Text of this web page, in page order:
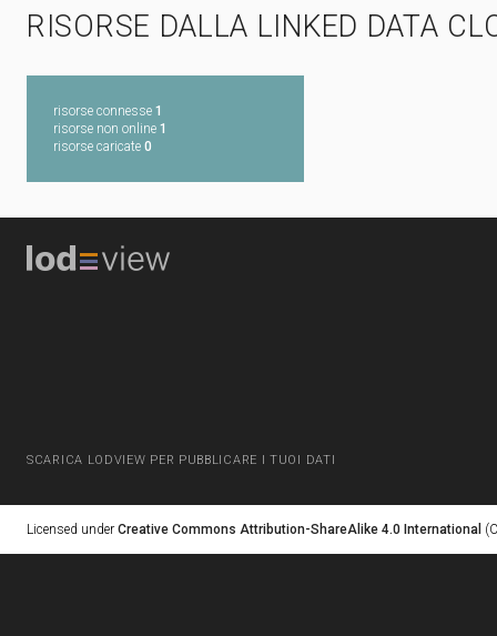
RISORSE DALLA LINKED DATA
risorse connesse 1
risorse non online 1
risorse caricate 0
SCARICA LODVIEW PER PUBBLICARE I TUOI DATI
Licensed under Creative Commons Attribution-ShareAlike 4.0 International